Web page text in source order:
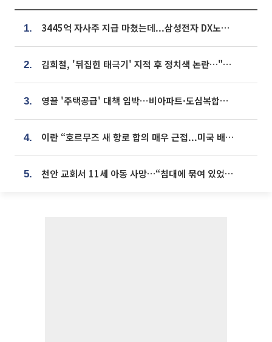
1. 3445억 자사주 지급 마쳤는데...삼성전자 DX노조, 뒤늦은 '떼쓰기 집회'
2. 김희철, '뒤집힌 태극기' 지적 후 정치색 논란…"좌우 떠나 우리나라 국기"
3. 영끌 '주택공급' 대책 임박⋯비아파트·도심복합까지 총동원
4. 이란 “호르무즈 새 항로 합의 매우 근접...미국 배상 먼저”
5. 천안 교회서 11세 아동 사망…“침대에 묶여 있었다” 진술 확보